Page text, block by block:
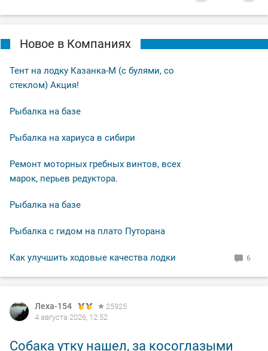
Новое в Компаниях
Тент на лодку Казанка-М (с булями, со
стеклом) Акция!
Рыбалка на базе
Рыбалка на хариуса в сибири
Ремонт моторных гребных винтов, всех
марок, перьев редуктора.
Рыбалка на базе
Рыбалка с гидом на плато Путорана
Как улучшить ходовые качества лодки 6
Леха-154
25925
4 августа 2026, 12:52
Собака утку нашел, за косоглазыми